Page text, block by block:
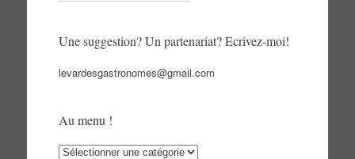
Une suggestion? Un partenariat? Ecrivez-moi!
levardesgastronomes@gmail.com
Au menu !
Au